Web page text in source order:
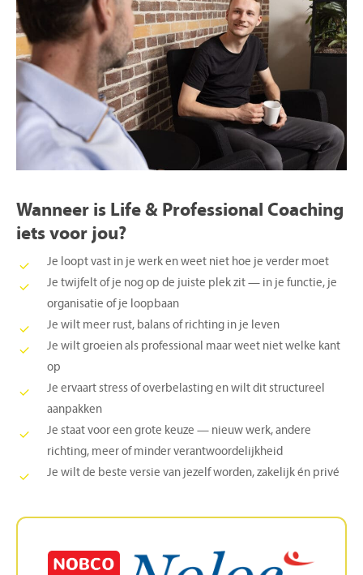
Wanneer is Life & Professional Coaching
iets voor jou?
Je loopt vast in je werk en weet niet hoe je verder moet
Je twijfelt of je nog op de juiste plek zit — in je functie, je
organisatie of je loopbaan
Je wilt meer rust, balans of richting in je leven
Je wilt groeien als professional maar weet niet welke kant
op
Je ervaart stress of overbelasting en wilt dit structureel
aanpakken
Je staat voor een grote keuze — nieuw werk, andere
richting, meer of minder verantwoordelijkheid
Je wilt de beste versie van jezelf worden, zakelijk én privé